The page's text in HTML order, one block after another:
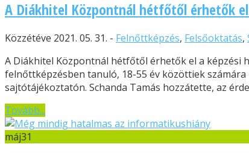
A Diákhitel Központnál hétfőtől érhetők
Közzétéve 2021. 05. 31. - Felnőttképzés, Felsőoktatás,
A Diákhitel Központnál hétfőtől érhetők el a képzési
felnőttképzésben tanuló, 18-55 év közöttiek
sajtótájékoztatón. Schanda Tamás hozzátette, az
Tovább...
máj31